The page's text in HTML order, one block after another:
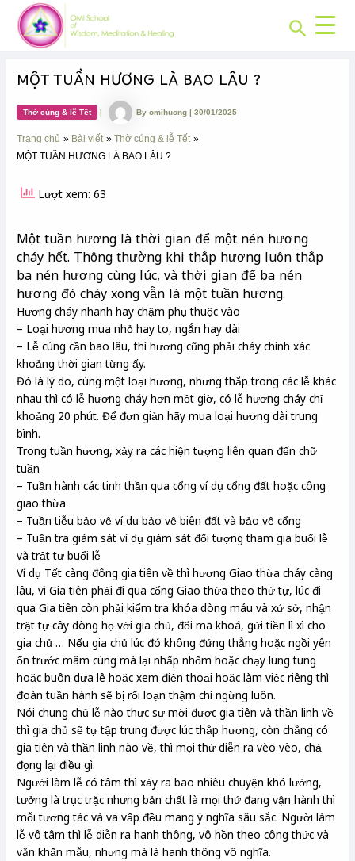
content
Search
MỘT TUẦN HƯƠNG LÀ BAO LÂU ?
Thờ cúng & lễ Tết | Byomihuong|30/01/2025
Trang chủ Bài viết
Thờ cúng & lễ Tết
MỘT TUẦN HƯƠNG LÀ BAO LÂU ?
Lượt xem: 63
Một tuần hương là thời gian để một nén hương
cháy hết. Thông thường khi thắp hương luôn thắp
ba nén hương cùng lúc, và thời gian để ba nén
hương đó cháy xong vẫn là một tuần hương.
Hương cháy nhanh hay chậm phụ thuộc vào
– Loại hương mua nhỏ hay to, ngắn hay dài
– Lễ cúng cần bao lâu, thì hương cũng phải cháy chính xác
khoảng thời gian từng ấy.
Đó là lý do, cùng một loại hương, nhưng thắp trong các lễ khác
nhau thì có lễ hương cháy hơn một giờ, có lễ hương cháy chỉ
khoảng 20 phút. Để đơn giản hãy mua loại hương dài trung
bình.
Trong tuần hương, xảy ra các hiện tượng liên quan đến chữ
tuần
– Tuần hành các tinh thần qua cổng ví dụ cổng đất hoặc công
giao thừa
– Tuần tiễu bảo vệ ví dụ bảo vệ biên đất và bảo vệ cổng
– Tuần tra giám sát ví dụ giám sát đối tượng tham gia buổi lễ
và trật tự buổi lễ
Ví dụ Tết càng đông gia tiên về thì hương Giao thừa cháy càng
lâu, vì Gia tiên phải đi qua cổng Giao thừa theo thứ tự, lúc đi
qua Gia tiên còn phải kiểm tra khóa dòng máu và xứ sở, nhận
trật tự cây dòng họ với gia chủ, đổi mã khoá, gửi tiền lì xì cho
gia chủ … Nếu gia chủ lúc đó không đứng thẳng hoặc ngồi yên
ổn trước mâm cúng mà lại nhấp nhổm hoặc chạy lung tung
hoặc buôn dưa lê hoặc xem điện thoại hoặc làm việc riêng thì
đoàn tuần hành sẽ bị rối loạn thậm chí ngừng luôn.
Nói chung chủ lễ nào thực sự mời được gia tiên và thần linh về
thì gia chủ sẽ tự tập trung được lúc thắp hương, còn chẳng có
gia tiên và thần linh nào về, thì mọi thứ diễn ra vèo vèo, chả
đọng lại điều gì.
Người làm lễ có tâm thì xảy ra bao nhiêu chuyện khó lường,
tưởng là trục trặc nhưng bản chất là mọi thứ đang vận hành thì
mỗi tương tác và va vấp đều mang ý nghĩa sâu sắc. Người làm
lễ vô tâm thì lễ diễn ra hanh thông, vô hồn theo công thức và
văn khấn mẫu, nhưng mà là hanh thông vô nghĩa.
Post
navigation
CHUYÊN
MỤC: